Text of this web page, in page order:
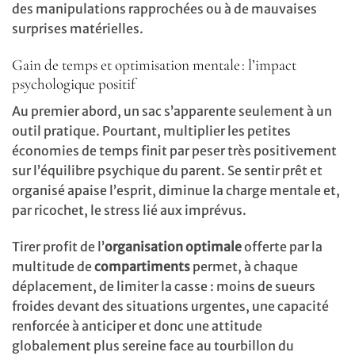
des manipulations rapprochées ou à de mauvaises
surprises matérielles.
Gain de temps et optimisation mentale : l’impact
psychologique positif
Au premier abord, un sac s’apparente seulement à un
outil pratique. Pourtant, multiplier les petites
économies de temps finit par peser très positivement
sur l’équilibre psychique du parent. Se sentir prêt et
organisé apaise l’esprit, diminue la charge mentale et,
par ricochet, le stress lié aux imprévus.
Tirer profit de l’organisation optimaleofferte par la
multitude decompartiments permet, à chaque
déplacement, de limiter la casse : moins de sueurs
froides devant des situations urgentes, une capacité
renforcée à anticiper et donc une attitude
globalement plus sereine face au tourbillon du